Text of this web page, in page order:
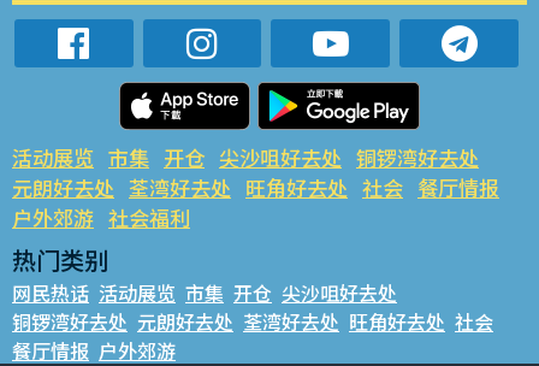
活动展览 市集 开仓 尖沙咀好去处 铜锣湾好去处
元朗好去处 荃湾好去处 旺角好去处 社会 餐厅情报
户外郊游 社会福利
热门类别
网民热话 活动展览 市集 开仓 尖沙咀好去处
铜锣湾好去处 元朗好去处 荃湾好去处 旺角好去处 社会
餐厅情报 户外郊游